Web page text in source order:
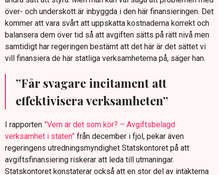
över- och underskott är inbyggda i den här finansieringen. Det
kommer att vara svårt att uppskatta kostnaderna korrekt och
balansera dem över tid så att avgiften sätts på rätt nivå men
samtidigt har regeringen bestämt att det här är det sättet vi
vill finansiera de här statliga verksamheterna på, säger han.
”Får svagare incitament att
effektivisera verksamheten”
I rapporten ”Vem är det som kör? – Avgiftsbelagd
verksamhet i staten” från december i fjol, pekar även
regeringens utredningsmyndighet Statskontoret på att
avgiftsfinansiering riskerar att leda till utmaningar.
Statskontoret konstaterar också att en stor del av intäkterna